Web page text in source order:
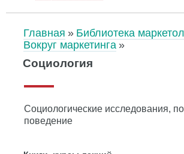
Главная
Библиотека
Вокруг маркетинга
Социология
Социологические исследования,
поведение